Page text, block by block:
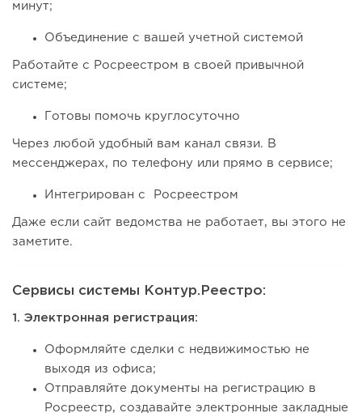
минут;
Объединение с вашей учетной системой
Работайте с Росреестром в своей привычной
системе;
Готовы помочь круглосуточно
Через любой удобный вам канал связи. В
мессенджерах, по телефону или прямо в сервисе;
Интегрирован c Росреестром
Даже если сайт ведомства не работает, вы этого не
заметите.
Сервисы системы Контур.Реестро:
1. Электронная регистрация:
Оформляйте сделки с недвижимостью не
выходя из офиса;
Отправляйте документы на регистрацию в
Росреестр, создавайте электронные закладные